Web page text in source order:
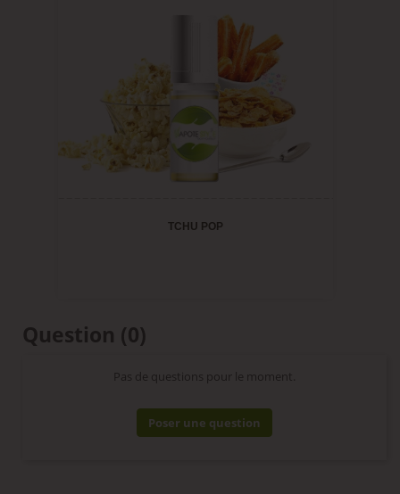
TCHU POP
Question (0)
Pas de questions pour le moment.
Poser une question